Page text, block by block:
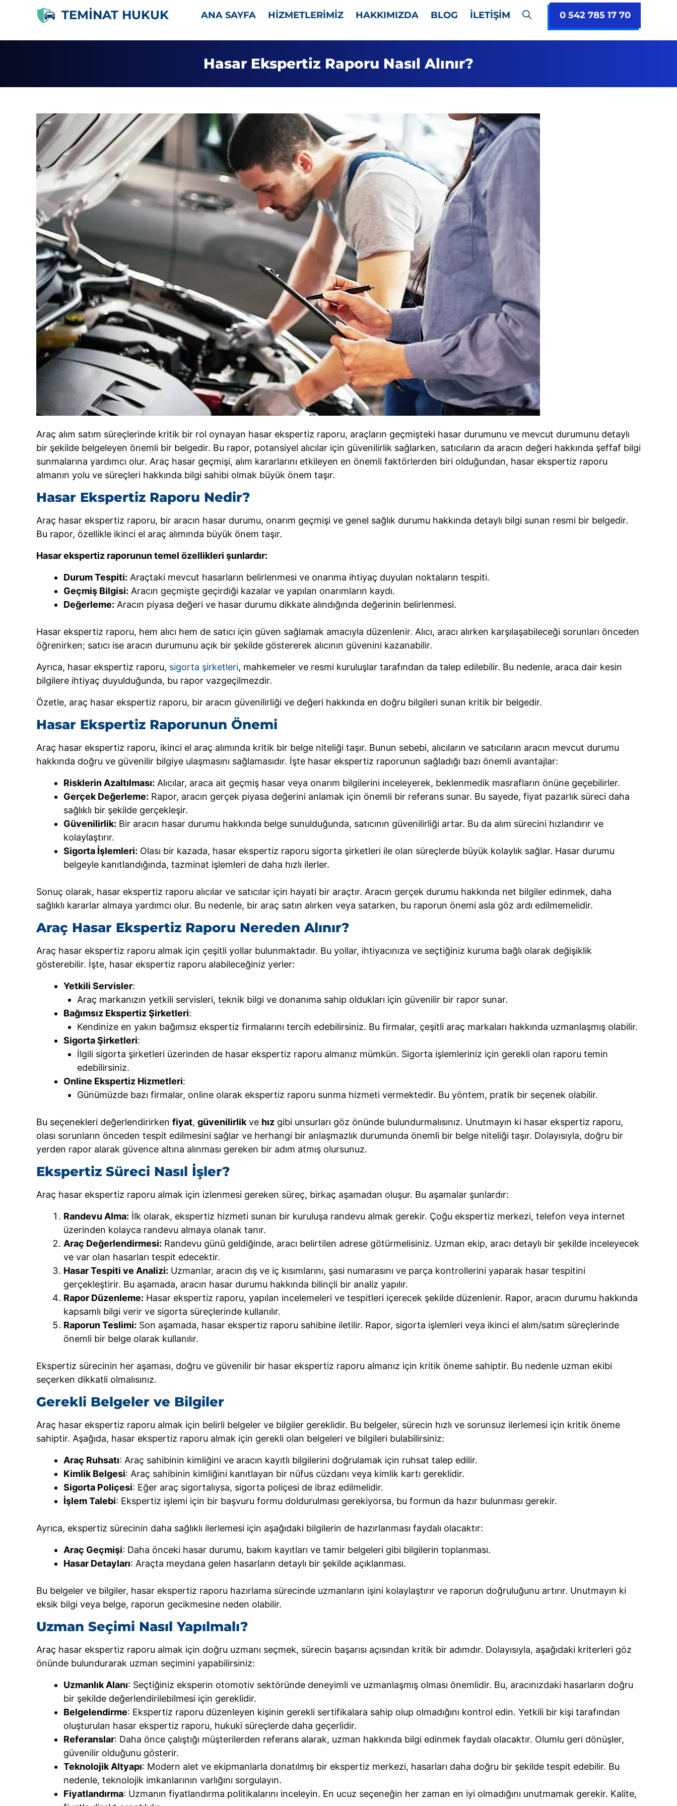
TEMİNAT HUKUK ANA SAYFA HİZMETLERİMİZ HAKKIMIZDA BLOG İLETİŞİM 0 542 785 17 70
Hasar Ekspertiz Raporu Nasıl Alınır?
Araç alım satım süreçlerinde kritik bir rol oynayan hasar ekspertiz raporu, araçların geçmişteki hasar durumunu ve mevcut durumunu detaylı
bir şekilde belgeleyen önemli bir belgedir. Bu rapor, potansiyel alıcılar için güvenilirlik sağlarken, satıcıların da aracın değeri hakkında şeffaf bilgi
sunmalarına yardımcı olur. Araç hasar geçmişi, alım kararlarını etkileyen en önemli faktörlerden biri olduğundan, hasar ekspertiz raporu
almanın yolu ve süreçleri hakkında bilgi sahibi olmak büyük önem taşır.
Hasar Ekspertiz Raporu Nedir?
Araç hasar ekspertiz raporu, bir aracın hasar durumu, onarım geçmişi ve genel sağlık durumu hakkında detaylı bilgi sunan resmi bir belgedir.
Bu rapor, özellikle ikinci el araç alımında büyük önem taşır.
Hasar ekspertiz raporunun temel özellikleri şunlardır:
Durum Tespiti: Araçtaki mevcut hasarların belirlenmesi ve onarıma ihtiyaç duyulan noktaların tespiti.
Geçmiş Bilgisi: Aracın geçmişte geçirdiği kazalar ve yapılan onarımların kaydı.
Değerleme: Aracın piyasa değeri ve hasar durumu dikkate alındığında değerinin belirlenmesi.
Hasar ekspertiz raporu, hem alıcı hem de satıcı için güven sağlamak amacıyla düzenlenir. Alıcı, aracı alırken karşılaşabileceği sorunları önceden
öğrenirken; satıcı ise aracın durumunu açık bir şekilde göstererek alıcının güvenini kazanabilir.
Ayrıca, hasar ekspertiz raporu, sigorta şirketleri, mahkemeler ve resmi kuruluşlar tarafından da talep edilebilir. Bu nedenle, araca dair kesin
bilgilere ihtiyaç duyulduğunda, bu rapor vazgeçilmezdir.
Özetle, araç hasar ekspertiz raporu, bir aracın güvenilirliği ve değeri hakkında en doğru bilgileri sunan kritik bir belgedir.
Hasar Ekspertiz Raporunun Önemi
Araç hasar ekspertiz raporu, ikinci el araç alımında kritik bir belge niteliği taşır. Bunun sebebi, alıcıların ve satıcıların aracın mevcut durumu
hakkında doğru ve güvenilir bilgiye ulaşmasını sağlamasıdır. İşte hasar ekspertiz raporunun sağladığı bazı önemli avantajlar:
Risklerin Azaltılması: Alıcılar, araca ait geçmiş hasar veya onarım bilgilerini inceleyerek, beklenmedik masrafların önüne geçebilirler.
Gerçek Değerleme: Rapor, aracın gerçek piyasa değerini anlamak için önemli bir referans sunar. Bu sayede, fiyat pazarlık süreci daha
sağlıklı bir şekilde gerçekleşir.
Güvenilirlik: Bir aracın hasar durumu hakkında belge sunulduğunda, satıcının güvenilirliği artar. Bu da alım sürecini hızlandırır ve
kolaylaştırır.
Sigorta İşlemleri: Olası bir kazada, hasar ekspertiz raporu sigorta şirketleri ile olan süreçlerde büyük kolaylık sağlar. Hasar durumu
belgeyle kanıtlandığında, tazminat işlemleri de daha hızlı ilerler.
Sonuç olarak, hasar ekspertiz raporu alıcılar ve satıcılar için hayati bir araçtır. Aracın gerçek durumu hakkında net bilgiler edinmek, daha
sağlıklı kararlar almaya yardımcı olur. Bu nedenle, bir araç satın alırken veya satarken, bu raporun önemi asla göz ardı edilmemelidir.
Araç Hasar Ekspertiz Raporu Nereden Alınır?
Araç hasar ekspertiz raporu almak için çeşitli yollar bulunmaktadır. Bu yollar, ihtiyacınıza ve seçtiğiniz kuruma bağlı olarak değişiklik
gösterebilir. İşte, hasar ekspertiz raporu alabileceğiniz yerler:
Yetkili Servisler:
Araç markanızın yetkili servisleri, teknik bilgi ve donanıma sahip oldukları için güvenilir bir rapor sunar.
Bağımsız Ekspertiz Şirketleri:
Kendinize en yakın bağımsız ekspertiz firmalarını tercih edebilirsiniz. Bu firmalar, çeşitli araç markaları hakkında uzmanlaşmış olabilir.
Sigorta Şirketleri:
İlgili sigorta şirketleri üzerinden de hasar ekspertiz raporu almanız mümkün. Sigorta işlemleriniz için gerekli olan raporu temin
edebilirsiniz.
Online Ekspertiz Hizmetleri:
Günümüzde bazı firmalar, online olarak ekspertiz raporu sunma hizmeti vermektedir. Bu yöntem, pratik bir seçenek olabilir.
Bu seçenekleri değerlendirirken fiyat, güvenilirlik ve hız gibi unsurları göz önünde bulundurmalısınız. Unutmayın ki hasar ekspertiz raporu,
olası sorunların önceden tespit edilmesini sağlar ve herhangi bir anlaşmazlık durumunda önemli bir belge niteliği taşır. Dolayısıyla, doğru bir
yerden rapor alarak güvence altına alınması gereken bir adım atmış olursunuz.
Ekspertiz Süreci Nasıl İşler?
Araç hasar ekspertiz raporu almak için izlenmesi gereken süreç, birkaç aşamadan oluşur. Bu aşamalar şunlardır:
Randevu Alma: İlk olarak, ekspertiz hizmeti sunan bir kuruluşa randevu almak gerekir. Çoğu ekspertiz merkezi, telefon veya internet
üzerinden kolayca randevu almaya olanak tanır.
Araç Değerlendirmesi: Randevu günü geldiğinde, aracı belirtilen adrese götürmelisiniz. Uzman ekip, aracı detaylı bir şekilde inceleyecek
ve var olan hasarları tespit edecektir.
Hasar Tespiti ve Analizi: Uzmanlar, aracın dış ve iç kısımlarını, şasi numarasını ve parça kontrollerini yaparak hasar tespitini
gerçekleştirir. Bu aşamada, aracın hasar durumu hakkında bilinçli bir analiz yapılır.
Rapor Düzenleme: Hasar ekspertiz raporu, yapılan incelemeleri ve tespitleri içerecek şekilde düzenlenir. Rapor, aracın durumu hakkında
kapsamlı bilgi verir ve sigorta süreçlerinde kullanılır.
Raporun Teslimi: Son aşamada, hasar ekspertiz raporu sahibine iletilir. Rapor, sigorta işlemleri veya ikinci el alım/satım süreçlerinde
önemli bir belge olarak kullanılır.
Ekspertiz sürecinin her aşaması, doğru ve güvenilir bir hasar ekspertiz raporu almanız için kritik öneme sahiptir. Bu nedenle uzman ekibi
seçerken dikkatli olmalısınız.
Gerekli Belgeler ve Bilgiler
Araç hasar ekspertiz raporu almak için belirli belgeler ve bilgiler gereklidir. Bu belgeler, sürecin hızlı ve sorunsuz ilerlemesi için kritik öneme
sahiptir. Aşağıda, hasar ekspertiz raporu almak için gerekli olan belgeleri ve bilgileri bulabilirsiniz:
Araç Ruhsatı: Araç sahibinin kimliğini ve aracın kayıtlı bilgilerini doğrulamak için ruhsat talep edilir.
Kimlik Belgesi: Araç sahibinin kimliğini kanıtlayan bir nüfus cüzdanı veya kimlik kartı gereklidir.
Sigorta Poliçesi: Eğer araç sigortalıysa, sigorta poliçesi de ibraz edilmelidir.
İşlem Talebi: Ekspertiz işlemi için bir başvuru formu doldurulması gerekiyorsa, bu formun da hazır bulunması gerekir.
Ayrıca, ekspertiz sürecinin daha sağlıklı ilerlemesi için aşağıdaki bilgilerin de hazırlanması faydalı olacaktır:
Araç Geçmişi: Daha önceki hasar durumu, bakım kayıtları ve tamir belgeleri gibi bilgilerin toplanması.
Hasar Detayları: Araçta meydana gelen hasarların detaylı bir şekilde açıklanması.
Bu belgeler ve bilgiler, hasar ekspertiz raporu hazırlama sürecinde uzmanların işini kolaylaştırır ve raporun doğruluğunu artırır. Unutmayın ki
eksik bilgi veya belge, raporun gecikmesine neden olabilir.
Uzman Seçimi Nasıl Yapılmalı?
Araç hasar ekspertiz raporu almak için doğru uzmanı seçmek, sürecin başarısı açısından kritik bir adımdır. Dolayısıyla, aşağıdaki kriterleri göz
önünde bulundurarak uzman seçimini yapabilirsiniz:
Uzmanlık Alanı: Seçtiğiniz eksperin otomotiv sektöründe deneyimli ve uzmanlaşmış olması önemlidir. Bu, aracınızdaki hasarların doğru
bir şekilde değerlendirilebilmesi için gereklidir.
Belgelendirme: Ekspertiz raporu düzenleyen kişinin gerekli sertifikalara sahip olup olmadığını kontrol edin. Yetkili bir kişi tarafından
oluşturulan hasar ekspertiz raporu, hukuki süreçlerde daha geçerlidir.
Referanslar: Daha önce çalıştığı müşterilerden referans alarak, uzman hakkında bilgi edinmek faydalı olacaktır. Olumlu geri dönüşler,
güvenilir olduğunu gösterir.
Teknolojik Altyapı: Modern alet ve ekipmanlarla donatılmış bir ekspertiz merkezi, hasarları daha doğru bir şekilde tespit edebilir. Bu
nedenle, teknolojik imkanlarının varlığını sorgulayın.
Fiyatlandırma: Uzmanın fiyatlandırma politikalarını inceleyin. En ucuz seçeneğin her zaman en iyi olmadığını unutmamak gerekir. Kalite,